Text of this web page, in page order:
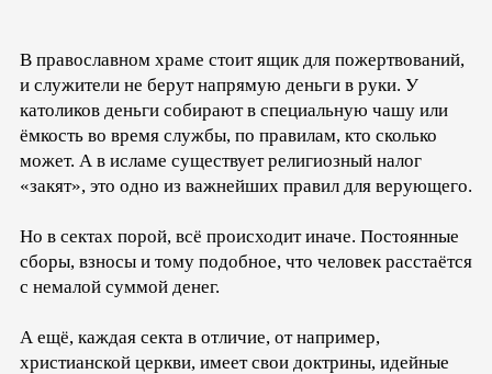
В православном храме стоит ящик для пожертвований,
и служители не берут напрямую деньги в руки. У
католиков деньги собирают в специальную чашу или
ёмкость во время службы, по правилам, кто сколько
может. А в исламе существует религиозный налог
«закят», это одно из важнейших правил для верующего.
Но в сектах порой, всё происходит иначе. Постоянные
сборы, взносы и тому подобное, что человек расстаётся
с немалой суммой денег.
А ещё, каждая секта в отличие, от например,
христианской церкви, имеет свои доктрины, идейные